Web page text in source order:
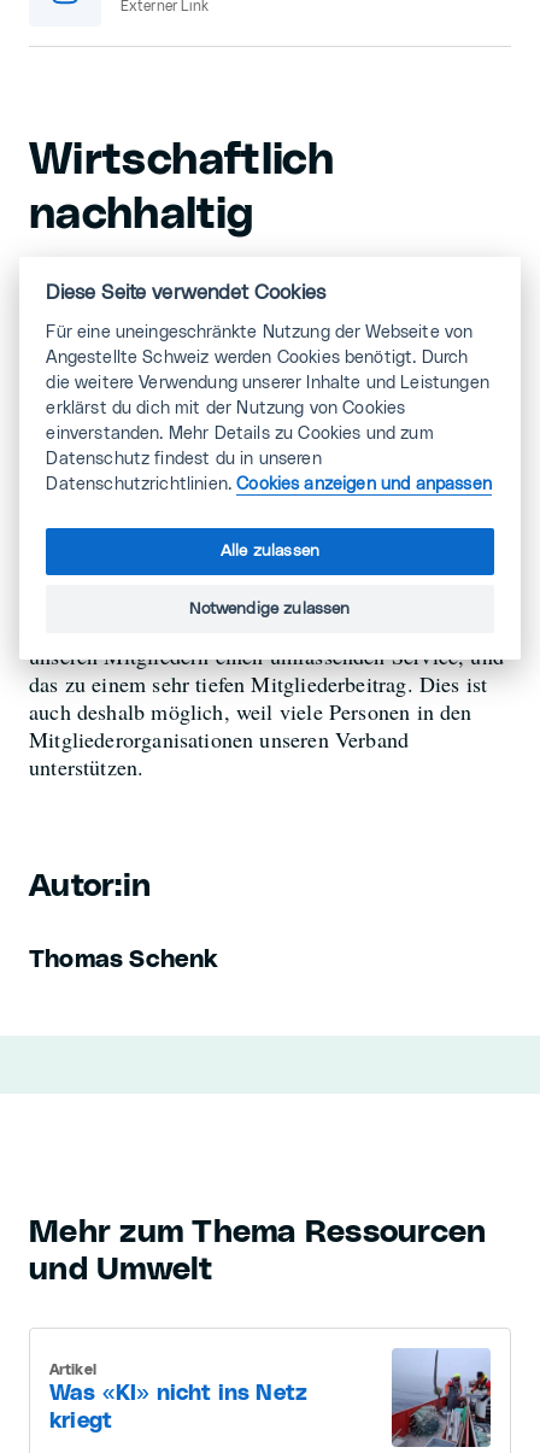
Externer Link
Wirtschaftlich
nachhaltig
Wir legen unseren Fokus darauf, die Mitgliederbasis
Fundament. Und wir können die Aufgaben für die
Mitglieder garantieren.
Wir achten gezielt auf einen sorgsamen Umgang mit
allen Ressourcen. Wir wirtschaften effizient und
nachhaltig mit dem Geld unserer Mitglieder. Das
zeigt sich auch in der Fokussierung der Themen: Wir
bearbeiten die Inhalte so, dass wir Synergien nutzen
können, gerade wenn wir mit Partner*innen
zusammenarbeiten.
unseren Mitgliedern einen umfassenden Service, und
das zu einem sehr tiefen Mitgliederbeitrag. Dies ist
auch deshalb möglich, weil viele Personen in den
Mitgliederorganisationen unseren Verband
unterstützen.
Autor:in
Thomas Schenk
Mehr zum Thema Ressourcen
und Umwelt
Was «KI» nicht ins Netz
kriegt
Artikel
Diese Seite verwendet Cookies
Für eine uneingeschränkte Nutzung der Webseite von
Angestellte Schweiz werden Cookies benötigt. Durch
die weitere Verwendung unserer Inhalte und Leistungen
erklärst du dich mit der Nutzung von Cookies
einverstanden. Mehr Details zu Cookies und zum
Datenschutz findest du in unseren
Datenschutzrichtlinien.Cookies anzeigen und anpassen
Alle zulassen
Notwendige zulassen